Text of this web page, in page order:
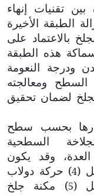
تقنيات إنهاء
الطبقة الأخيرة
بالاعتماد على
هذه الطبقة
ودرجة النعومة
السطح ومعالجته
لضمان تحقيق
بحسب سطح
السطحية
العدة، وقد يكون
(
4) حركة دولاب
(
5) مكنة جلخ